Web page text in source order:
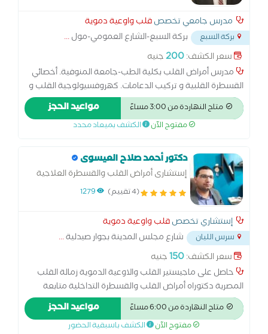
مدرس جامعي تخصصقلب واوعية دموية
بركة السبع بركة السبع-الشارع العمومي-مول...
سعر الكشف:200جنيه
مدرس أمراض القلب بكلية الطب-جامعة المنوفية. أخصائي
القسطرة القلبية و تركيب الدعامات. كهروفسيولوجية القلب و
تركيب منظمات القلب الصناعية.
متاح النهاردة من 3:00 مساءً مواعيد الحجز
مفتوح الآن الكشف بميعاد محدد
دكتور أحمد صلاح العيسوى
إستشارى أمراض القلب والقسطرة العلاجية
وعلاج اضطراب كهرباء القلب
(4 تقييم) 1279
إستشاري تخصصقلب واوعية دموية
سرس الليان شارع مجلس المدينة بجوار صيدلية...
سعر الكشف:150جنيه
حاصل على ماجيستير القلب والاوعية الدموية زمالة القلب
المصرية دكتوراه أمراض القلب والقسطرة التداخلية متابعة
حالات إرتفاع ضغط الدم والسكر بالدم خبرة أكثر من 10 أعوام فى
قسطرة القلب العلاجية وتركيب منظمات القلب الدائمة
متاح النهاردة من 6:00 مساءً مواعيد الحجز
مفتوح الآن الكشف باسبقية الحضور